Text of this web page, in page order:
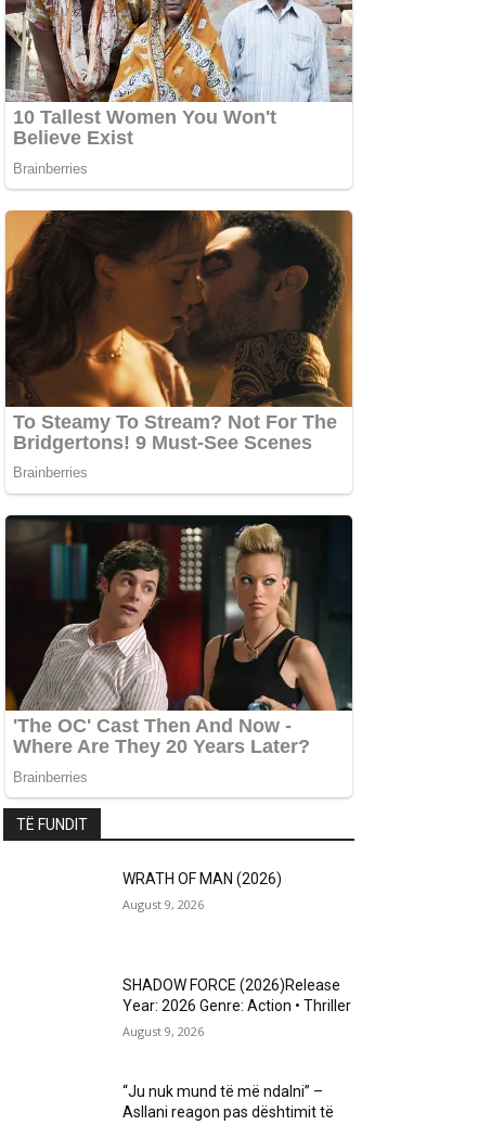
TË FUNDIT
WRATH OF MAN (2026)
August 9, 2026
SHADOW FORCE (2026)Release
Year: 2026 Genre: Action • Thriller
August 9, 2026
“Ju nuk mund të më ndalni” –
Asllani reagon pas dështimit të